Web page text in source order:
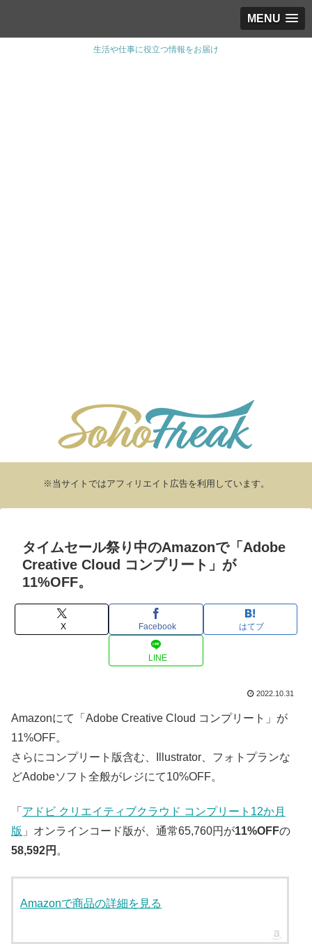
MENU
生活や仕事に役立つ情報をお届け
※当サイトではアフィリエイト広告を利用しています。
タイムセール祭り中のAmazonで「Adobe
Creative Cloud コンプリート」が
11%OFF。
X Facebook はてブ
LINE
2022.10.31
Amazonにて「Adobe Creative Cloud コンプリート」が
11%OFF。
さらにコンプリート版含む、Illustrator、フォトプランな
どAdobeソフト全般がレジにて10%OFF。
「 アドビ クリエイティブクラウド コンプリート12か月
版 」オンラインコード版が、通常65,760円が11%OFFの
58,592円 。
Amazonで商品の詳細を見る